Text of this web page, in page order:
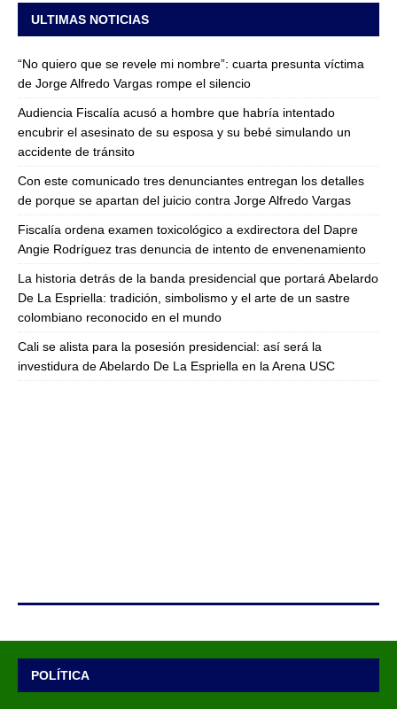
ULTIMAS NOTICIAS
“No quiero que se revele mi nombre”: cuarta presunta víctima
de Jorge Alfredo Vargas rompe el silencio
Audiencia Fiscalía acusó a hombre que habría intentado
encubrir el asesinato de su esposa y su bebé simulando un
accidente de tránsito
Con este comunicado tres denunciantes entregan los detalles
de porque se apartan del juicio contra Jorge Alfredo Vargas
Fiscalía ordena examen toxicológico a exdirectora del Dapre
Angie Rodríguez tras denuncia de intento de envenenamiento
La historia detrás de la banda presidencial que portará Abelardo
De La Espriella: tradición, simbolismo y el arte de un sastre
colombiano reconocido en el mundo
Cali se alista para la posesión presidencial: así será la
investidura de Abelardo De La Espriella en la Arena USC
POLÍTICA